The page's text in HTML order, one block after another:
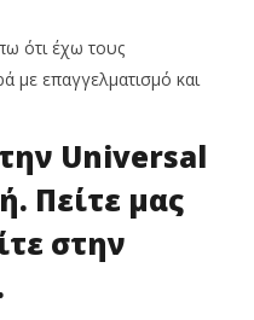
ότι έχω τους
με επαγγελματισμό και
Universal
Πείτε μας
στην